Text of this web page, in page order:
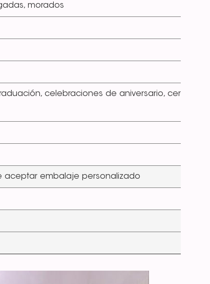
morados
celebraciones de aniversario,
aceptar embalaje personalizado